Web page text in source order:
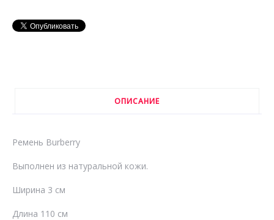
ОПИСАНИЕ
Ремень Burberry
Выполнен из натуральной кожи.
Ширина 3 см
Длина 110 см